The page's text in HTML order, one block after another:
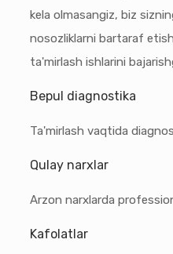
kela olmasangiz, biz
nosozliklarni bartaraf
ta'mirlash ishlarini
Bepul diagnostika
Ta'mirlash vaqtida
Qulay narxlar
Arzon narxlarda
Kafolatlar